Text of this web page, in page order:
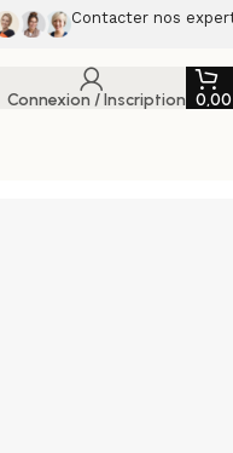
Contacter nos
Connexion / Inscription